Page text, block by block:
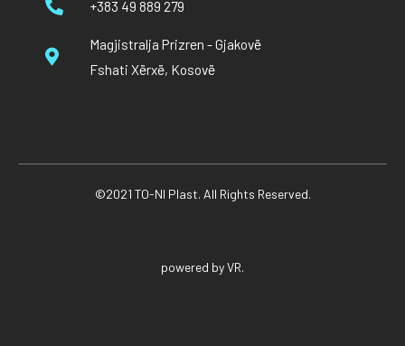
+383 49 889 279
Magjistralja Prizren - Gjakovë
Fshati Xërxë, Kosovë
©2021 TO-NI Plast. All Rights Reserved.
powered by VR.